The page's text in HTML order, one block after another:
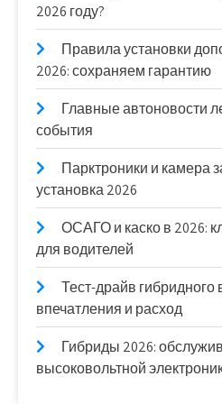
2026 году?
Правила установки
2026: сохраняем гарантию
Главные автоновости
события
Парктроники и камера
установка 2026
ОСАГО и каско в 2026:
для водителей
Тест-драйв гибридного
впечатления и расход
Гибриды 2026:
высоковольтной